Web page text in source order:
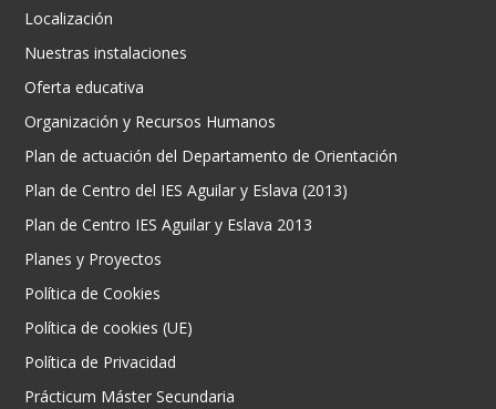
Localización
Nuestras instalaciones
Oferta educativa
Organización y Recursos Humanos
Plan de actuación del Departamento de Orientación
Plan de Centro del IES Aguilar y Eslava (2013)
Plan de Centro IES Aguilar y Eslava 2013
Planes y Proyectos
Política de Cookies
Política de cookies (UE)
Política de Privacidad
Prácticum Máster Secundaria